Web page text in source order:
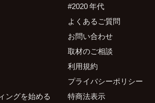
ングを始める
#2020 年代
よくあるご質問
お問い合わせ
取材のご相談
利用規約
プライバシーポリシー
特商法表示